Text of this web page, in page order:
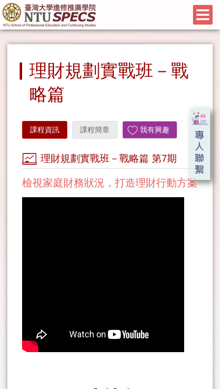
理財規劃實戰班－戰
略篇
課程資訊 課程簡章 我有興趣
理財規劃實戰班－戰略篇 第7期
檢視家庭財務狀況，打造理財行動方案